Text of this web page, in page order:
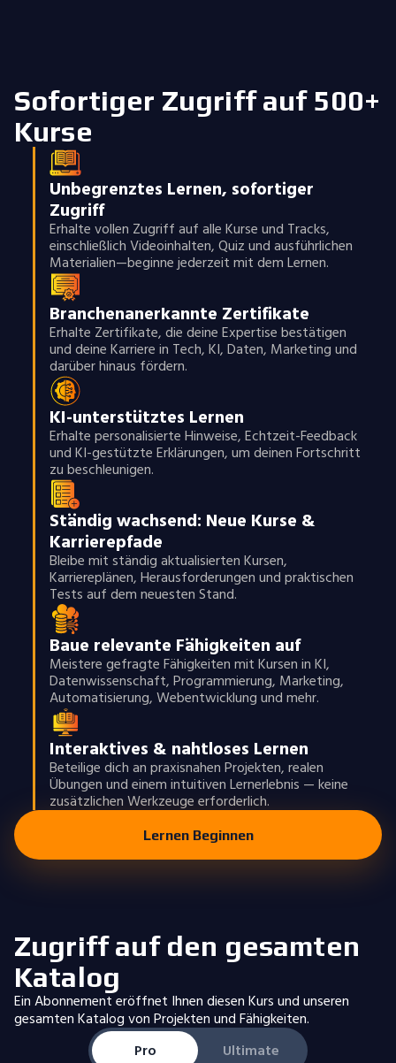
Sofortiger Zugriff auf 500+
Kurse
Unbegrenztes Lernen, sofortiger
Zugriff
Erhalte vollen Zugriff auf alle Kurse und Tracks,
einschließlich Videoinhalten, Quiz und ausführlichen
Materialien—beginne jederzeit mit dem Lernen.
Branchenanerkannte Zertifikate
Erhalte Zertifikate, die deine Expertise bestätigen
und deine Karriere in Tech, KI, Daten, Marketing und
darüber hinaus fördern.
KI-unterstütztes Lernen
Erhalte personalisierte Hinweise, Echtzeit-Feedback
und KI-gestützte Erklärungen, um deinen Fortschritt
zu beschleunigen.
Ständig wachsend: Neue Kurse &
Karrierepfade
Bleibe mit ständig aktualisierten Kursen,
Karriereplänen, Herausforderungen und praktischen
Tests auf dem neuesten Stand.
Baue relevante Fähigkeiten auf
Meistere gefragte Fähigkeiten mit Kursen in KI,
Datenwissenschaft, Programmierung, Marketing,
Automatisierung, Webentwicklung und mehr.
Interaktives & nahtloses Lernen
Beteilige dich an praxisnahen Projekten, realen
Übungen und einem intuitiven Lernerlebnis — keine
zusätzlichen Werkzeuge erforderlich.
Lernen Beginnen
Zugriff auf den gesamten
Katalog
Ein Abonnement eröffnet Ihnen diesen Kurs und unseren
gesamten Katalog von Projekten und Fähigkeiten.
Pro
Ultimate